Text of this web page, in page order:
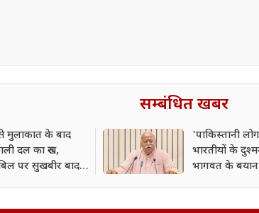
सम्बंधित खबर
मुलाकात के बाद
दल का रुख,
पर सुखबीर बादल
'पाकिस्तानी
भारतीयों के
भागवत के बयान